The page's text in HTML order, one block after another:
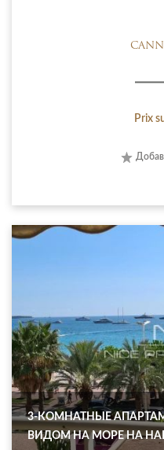
Prix
3-КОМНАТНЫЕ
ВИДОМ НА МОРЕ НА